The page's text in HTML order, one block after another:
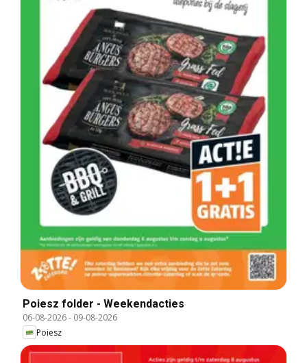
Poiesz folder - Weekendacties
06-08-2026- 09-08-2026
Poiesz